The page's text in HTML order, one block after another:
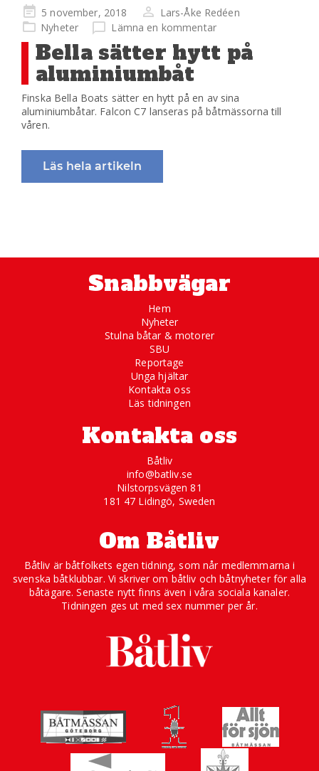
Publicerad
på
5 november, 2018
Lars-Åke Redéen
Nyheter
Lämna en kommentar
Bella sätter hytt på
aluminiumbåt
Finska Bella Boats sätter en hytt på en av sina
aluminiumbåtar. Falcon C7 lanseras på båtmässorna till
våren.
Läs hela artikeln
Snabbvägar
Hem
Nyheter
Stulna båtar & motorer
SBU
Reportage
Unga hjältar
Kontakta oss
Läs tidningen
Kontakta oss
Båtliv
info@batliv.se
Nilstorpsvägen 81
181 47 Lidingö, Sweden
Om Båtliv
Båtliv är båtfolkets egen tidning, som når medlemmarna i
svenska båtklubbar. Vi skriver om båtliv och båtnyheter för alla
båtägare. Senaste nytt finns även i våra sociala kanaler.
Tidningen ges ut med sex nummer per år.